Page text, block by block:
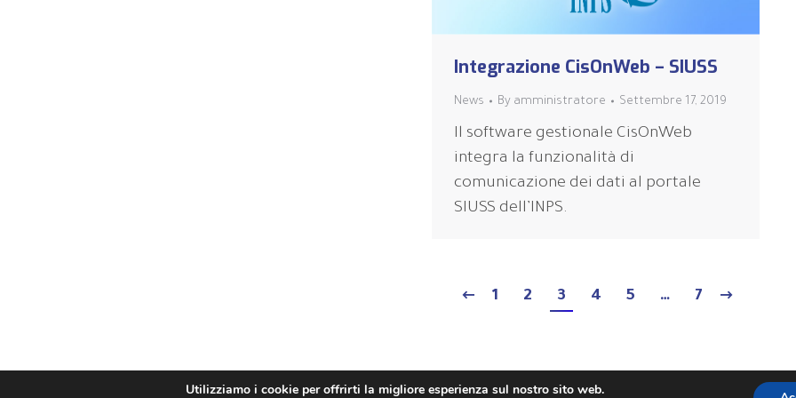
Integrazione CisOnWeb – SIUSS
News By amministratore Settembre 17, 2019
Il software gestionale CisOnWeb
integra la funzionalità di
comunicazione dei dati al portale
SIUSS dell’INPS.
1 2 3 4 5 … 7
Utilizziamo i cookie per offrirti la migliore esperienza sul nostro sito web.